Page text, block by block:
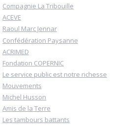
Compagnie La Tribouille
ACEVE
Raoul Marc Jennar
Confédération Paysanne
ACRIMED
Fondation COPERNIC
Le service public est notre richesse
Mouvements
Michel Husson
Amis de la Terre
Les tambours battants